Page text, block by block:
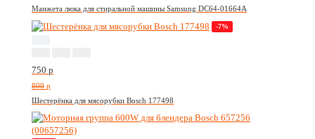
Манжета люка для стиральной машины Samsung DC64-01664A
-7%
750 p
800 p
Шестерёнка для мясорубки Bosch 177498